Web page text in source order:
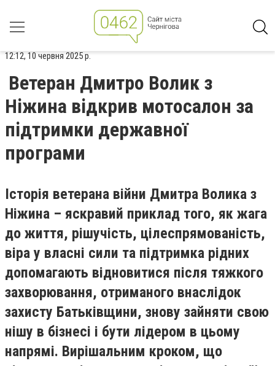
12:12, 10 червня 2025 р.
Ветеран Дмитро Волик з
Ніжина відкрив мотосалон за
підтримки державної
програми
Історія ветерана війни Дмитра Волика з
Ніжина – яскравий приклад того, як жага
до життя, рішучість, цілеспрямованість,
віра у власні сили та підтримка рідних
допомагають відновитися після тяжкого
захворювання, отриманого внаслідок
захисту Батьківщини, знову зайняти свою
нішу в бізнесі і бути лідером в цьому
напрямі. Вирішальним кроком, що